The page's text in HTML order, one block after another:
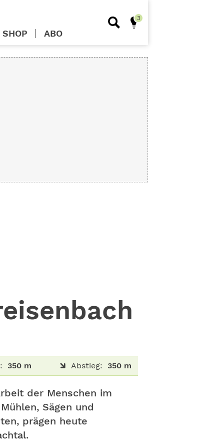
350 m Abstieg: 350 m
der Menschen im
Sägen und
prägen heute
SHOP ABO